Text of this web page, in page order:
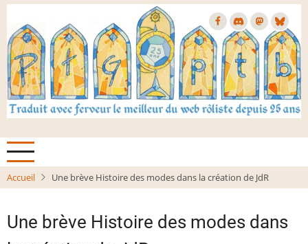
Aller
contenu
principal
Accueil Une brève Histoire des modes dans la création de JdR
Une brève Histoire des modes dans